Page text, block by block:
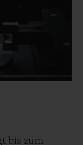
bis zum